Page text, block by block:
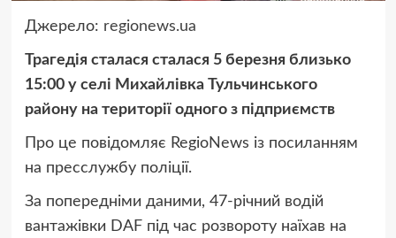
Джерело: regionews.ua
Трагедія сталася сталася 5 березня близько
15:00 у селі Михайлівка Тульчинського
району на території одного з підприємств
Про це повідомляє RegioNews із посиланням
на пресслужбу поліції.
За попередніми даними, 47-річний водій
вантажівки DAF під час розвороту наїхав на